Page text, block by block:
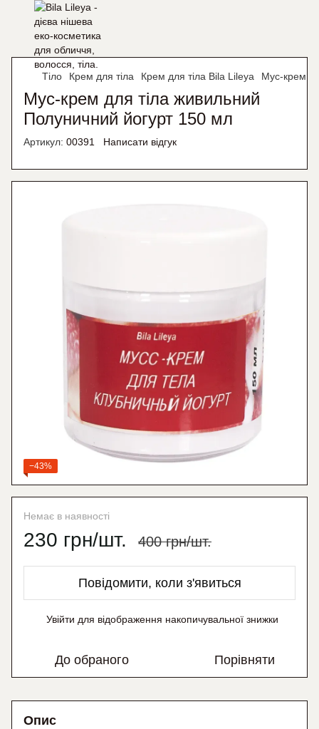
Тіло Крем для тіла Крем для тіла Bila Lileya Мус-крем
Мус-крем для тіла живильний
Полуничний йогурт 150 мл
Артикул: 00391 Написати відгук
−43%
Немає в наявності
230 грн/шт. 400 грн/шт.
Повідомити, коли з'явиться
Увійти для відображення накопичувальної знижки
До обраного Порівняти
Опис